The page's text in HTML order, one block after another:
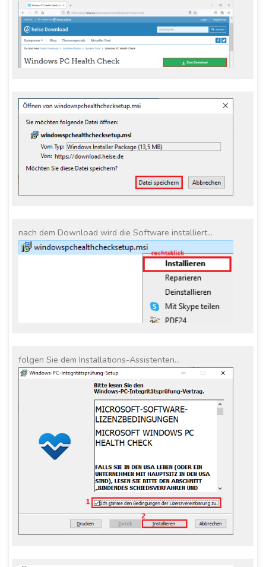
nach dem Download wird die Software installiert…
folgen Sie dem Installations-Assistenten…